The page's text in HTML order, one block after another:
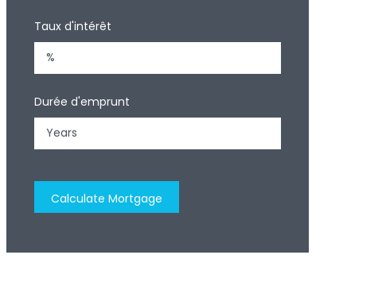
Taux d'intérêt
Durée d'emprunt